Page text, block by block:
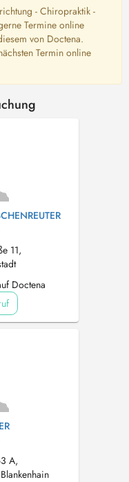
- Chiropraktik -
Termine online
von Doctena.
Termin online
11,
Doctena
A,